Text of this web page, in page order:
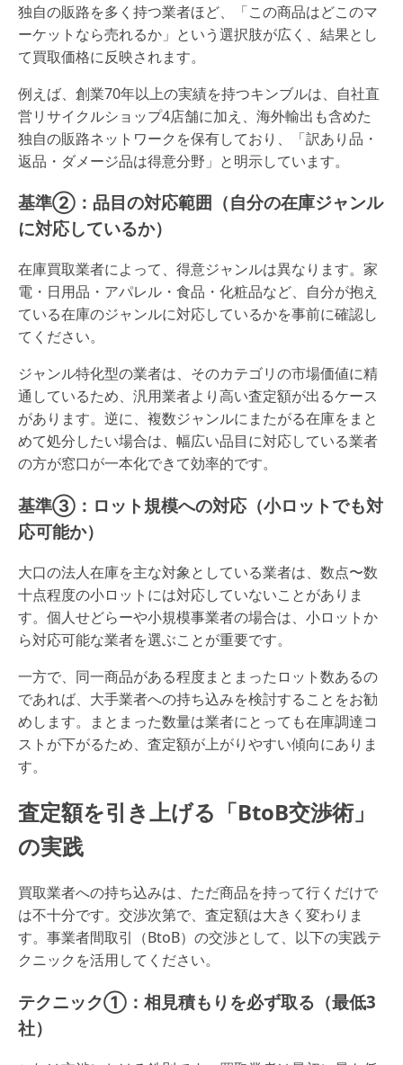
独自の販路を多く持つ業者ほど、「この商品はどこのマ
ーケットなら売れるか」という選択肢が広く、結果とし
て買取価格に反映されます。
例えば、創業70年以上の実績を持つキンブルは、自社直
営リサイクルショップ4店舗に加え、海外輸出も含めた
独自の販路ネットワークを保有しており、「訳あり品・
返品・ダメージ品は得意分野」と明示しています。
基準②：品目の対応範囲（自分の在庫ジャンル
に対応しているか）
在庫買取業者によって、得意ジャンルは異なります。家
電・日用品・アパレル・食品・化粧品など、自分が抱え
ている在庫のジャンルに対応しているかを事前に確認し
てください。
ジャンル特化型の業者は、そのカテゴリの市場価値に精
通しているため、汎用業者より高い査定額が出るケース
があります。逆に、複数ジャンルにまたがる在庫をまと
めて処分したい場合は、幅広い品目に対応している業者
の方が窓口が一本化できて効率的です。
基準③：ロット規模への対応（小ロットでも対
応可能か）
大口の法人在庫を主な対象としている業者は、数点〜数
十点程度の小ロットには対応していないことがありま
す。個人せどらーや小規模事業者の場合は、小ロットか
ら対応可能な業者を選ぶことが重要です。
一方で、同一商品がある程度まとまったロット数あるの
であれば、大手業者への持ち込みを検討することをお勧
めします。まとまった数量は業者にとっても在庫調達コ
ストが下がるため、査定額が上がりやすい傾向にありま
す。
査定額を引き上げる「BtoB交渉術」
の実践
買取業者への持ち込みは、ただ商品を持って行くだけで
は不十分です。交渉次第で、査定額は大きく変わりま
す。事業者間取引（BtoB）の交渉として、以下の実践テ
クニックを活用してください。
テクニック①：相見積もりを必ず取る（最低3
社）